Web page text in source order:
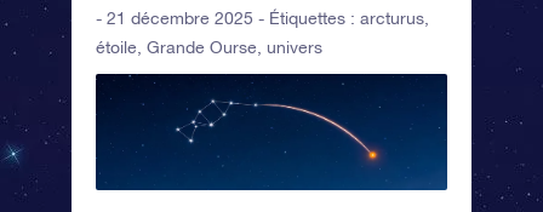
- 21 décembre 2025 - Étiquettes : arcturus
étoile Grande Ourse univers